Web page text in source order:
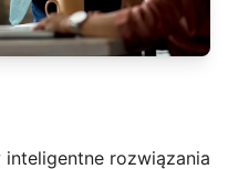
rozwiązania